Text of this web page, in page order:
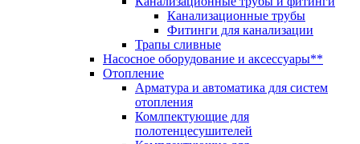
Канализационные трубы
Фитинги для канализации
Трапы сливные
Насосное оборудование и аксессуары**
Отопление
Арматура и автоматика для систем
отопления
Комлпектующие для
полотенцесушителей